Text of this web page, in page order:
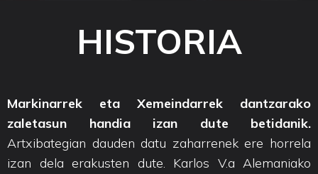
HISTORIA
Markinarrek eta Xemeindarrek dantzarako
zaletasun handia izan dute betidanik.
Artxibategian dauden datu zaharrenek ere horrela
izan dela erakusten dute. Karlos V.a Alemaniako